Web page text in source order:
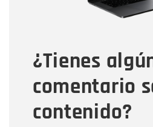
¿Tienes
comentario
contenido?
Tipo de comentario
Mensaje